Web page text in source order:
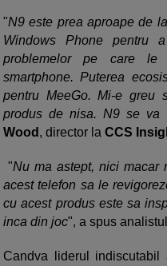
"N9 este prea aproape de
Windows Phone pentru
problemelor pe care le
smartphone. Puterea
pentru MeeGo. Mi-e greu
produs de nisa. N9 se va
Wood , director la CCS
"Nu ma astept, nici macar
acest telefon sa le
cu acest produs este sa
inca din joc", a spus analistul
Candva liderul indiscutabil